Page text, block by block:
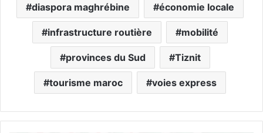
diaspora maghrébine économie locale
infrastructure routière mobilité
provinces du Sud Tiznit
tourisme maroc voies express